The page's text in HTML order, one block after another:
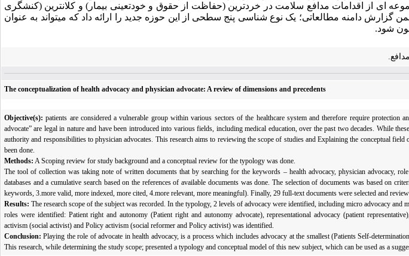
­ای از اقدامات مدافع سلامت در خردترین (حفاظت از حقوق و خودتعینی بیمار) و کلان­ترین (کنشگری
گزارش دامنه مطالعاتی؛ یک نوع­ شناسی پنج­ سطحی از این حوزه جدید را ارائه داد که می­تواند به­ عنوان
شود.
The conceptualization of health advocacy and physician advocate: A review of dimensions and precedents
Objective(s): patients are considered a vulnerable group within various sectors of the healthcare system and therefore require protection
advocate” are legal in nature and have been introduced into various fields, including medical education, over the past two decades. While
authority and responsibilities to physician advocates. This research aims to reviewing the scope of studies and Explaining the conceptual
been done.
Methods: A Scoping review for study background and a conceptual review for the typology was done.
The tool of collection was taking note of written documents that by searching for the keywords – health advocacy, physician advocacy,
databases and a cumulative search based on the references of available documents was done. The selection of documents was based on
keywords, 3.more valid, more indexed, more cited, 4.more relevant, more meaningful). Finally, 29 full-text documents were selected and
Results: The research scope of the subject was recorded. In the typology, 2 levels of advocacy were identified, including micro advocacy and
roles were identified: Patient right and autonomy (Patient right and autonomy advocate), representational advocacy (patient
activism (social activist) and Policy activism (social reformer and Policy activist) was identified.
Conclusion:Playing the role of advocate in health advocacy, is a process which includes advocacy at the smallest (Patients Self-
This research, while determining the study scope; presented a typology and conceptual model of this new subject, which can be used as a